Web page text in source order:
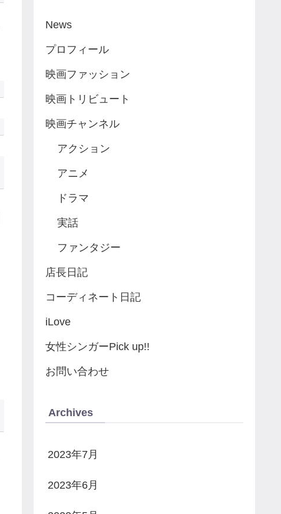
News
プロフィール
映画ファッション
映画トリビュート
映画チャンネル
アクション
アニメ
ドラマ
実話
ファンタジー
店長日記
コーディネート日記
iLove
女性シンガーPick up!!
お問い合わせ
Archives
2023年7月
2023年6月